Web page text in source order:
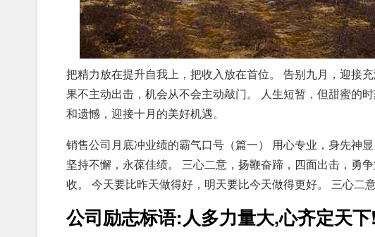
把精力放在提升自我上，把收入放在首位。 告别九月，迎接
果不主动出击，机会从不会主动敲门。 人生短暂，但甜蜜的
和遗憾，迎接十月的美好机遇。
销售公司月底冲业绩的霸气口号（篇一） 用心专业，身先神
坚持不懈，永葆佳绩。 三心二意，扬鞭奋蹄，四面出击，勇
收。 今天要比昨天做得好，明天要比今天做得更好。 三心二意
公司励志标语:人多力量大,心齐定天下!